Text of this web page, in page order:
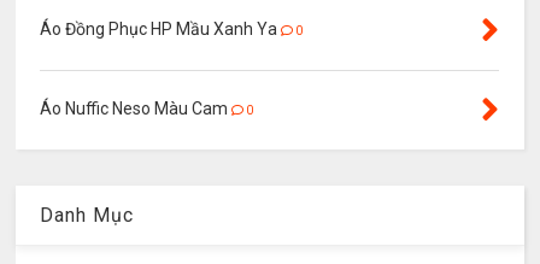
Áo Đồng Phục HP Mầu Xanh Ya 0
Áo Nuffic Neso Màu Cam 0
Danh Mục